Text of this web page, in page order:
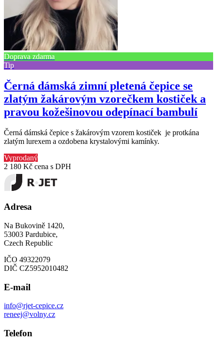
Doprava zdarma
Tip
Černá dámská zimní pletená čepice se
zlatým žakárovým vzorečkem kostiček a
pravou kožešinovou odepínací bambulí
Černá dámská čepice s žakárovým vzorem kostiček je protkána
zlatým lurexem a ozdobena krystalovými kamínky.
Vyprodaný
2 180 Kč cena s DPH
Adresa
Na Bukovině 1420,
53003 Pardubice,
Czech Republic
IČO 49322079
DIČ CZ5952010482
E-mail
info@rjet-cepice.cz
reneej@volny.cz
Telefon